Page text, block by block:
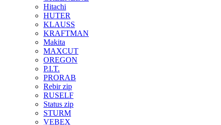
Hitachi
HUTER
KLAUSS
KRAFTMAN
Makita
MAXCUT
OREGON
P.I.T.
PRORAB
Rebir zip
RUSELF
Status zip
STURM
VEBEX